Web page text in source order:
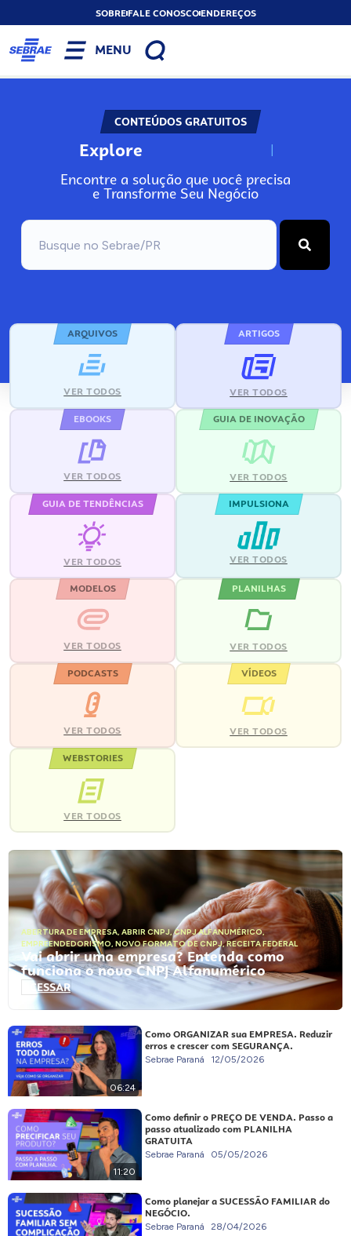
SOBREFALE CONOSCOENDEREÇOS
MENU
CONTEÚDOS GRATUITOS
Explore N
Encontre a solução que você precisa
e Transforme Seu Negócio
ARQUIVOS
VER TODOS
ARTIGOS
VER TODOS
EBOOKS
VER TODOS
GUIA DE INOVAÇÃO
VER TODOS
GUIA DE TENDÊNCIAS
VER TODOS
IMPULSIONA
VER TODOS
MODELOS
VER TODOS
PLANILHAS
VER TODOS
PODCASTS
VER TODOS
VÍDEOS
VER TODOS
WEBSTORIES
VER TODOS
ABERTURA DE EMPRESA, ABRIR CNPJ,CNPJ ALFANUMÉRICO,
EMPREENDEDORISMO, NOVO FORMATO DE CNPJ,RECEITA FEDERAL
Vai abrir uma empresa? Entenda como
funciona o novo CNPJ Alfanumérico
ACESSAR
06:24
Como ORGANIZAR sua EMPRESA. Reduzir
erros e crescer com SEGURANÇA.
Sebrae Paraná 12/05/2026
11:20
Como definir o PREÇO DE VENDA. Passo a
passo atualizado com PLANILHA
GRATUITA
Sebrae Paraná 05/05/2026
Como planejar a SUCESSÃO FAMILIAR do
NEGÓCIO.
Sebrae Paraná 28/04/2026